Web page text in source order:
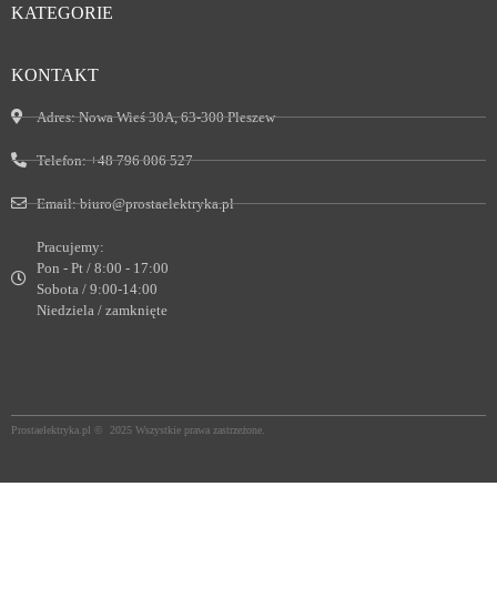
KATEGORIE
KONTAKT
Adres:Nowa Wieś 30A, 63-300 Pleszew
Telefon:+48 796 006 527
Email:biuro@prostaelektryka.pl
Pracujemy:
Pon - Pt / 8:00 - 17:00
Sobota / 9:00-14:00
Niedziela / zamknięte
Prostaelektryka.pl © 2025 Wszystkie prawa zastrzeżone.